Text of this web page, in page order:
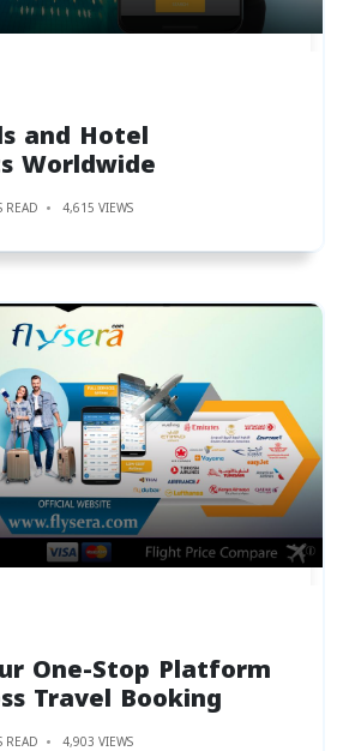
and Hotel
Worldwide
READ 4,615 VIEWS
One-Stop Platform
Travel Booking
READ 4,903 VIEWS